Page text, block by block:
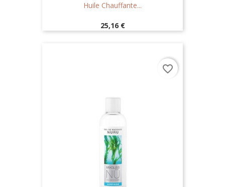
Huile Chauffante...
Prix
25,16 €
favorite_border